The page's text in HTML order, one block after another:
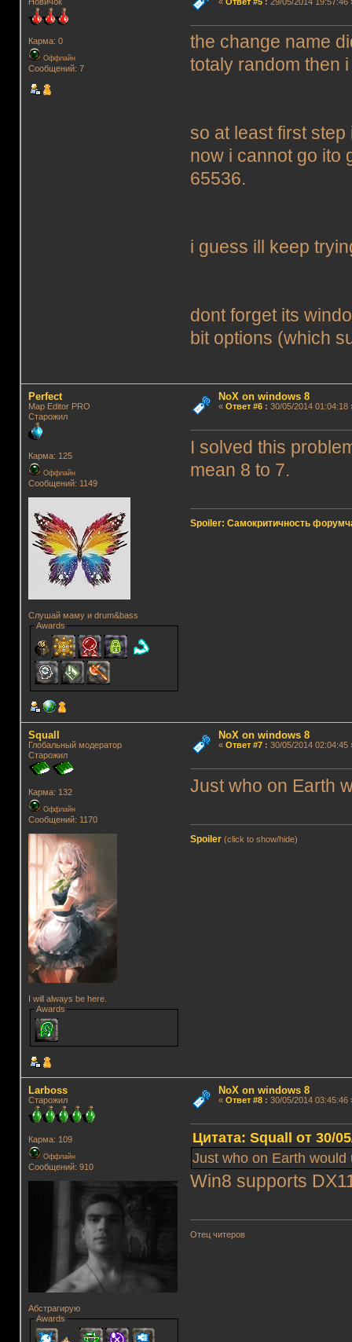
Карма: 0
Оффлайн
Сообщений: 7
the change name
totaly random then
so at least first
now i cannot go ito
65536.
i guess ill keep
dont forget its
bit options (which
Perfect
Map Editor PRO
Старожил
Карма: 125
Оффлайн
Сообщений: 1149
Слушай маму и drum&bass
Awards
NoX on windows 8
« Ответ #6: 30/05/2014 01:04:18
I solved this
mean 8 to 7.
Spoiler: Самокритичность
Squall
Глобальный модератор
Старожил
Карма: 132
Оффлайн
Сообщений: 1170
I will always be here.
Awards
NoX on windows 8
« Ответ #7: 30/05/2014 02:04:45
Just who on Earth
Spoiler (click to show/hide)
Lаrboss
Старожил
Карма: 109
Оффлайн
Сообщений: 910
Абстрагирую
Awards
NoX on windows 8
« Ответ #8: 30/05/2014 03:45:46
Цитата: Squall от 30/
Just who on Earth
Win8 supports
Отец читеров